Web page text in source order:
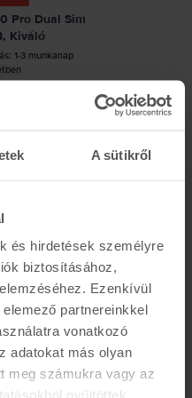
A sütikről
és hirdetések személyre
biztosításához,
Ezenkívül
partnereinkkel
vonatkozó
adatokat más olyan
meg számukra vagy az
gyűjtöttek.
Pro Dual Sim
Kiváló
1-3 munkanap
Dual Sim
GB, Újszerű